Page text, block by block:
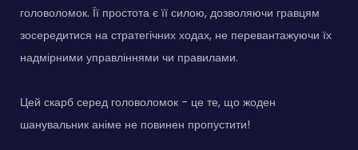
головоломок. Її простота є її силою, дозволяючи гравцям
зосередитися на стратегічних ходах, не перевантажуючи їх
надмірними управліннями чи правилами.
Цей скарб серед головоломок - це те, що жоден
шанувальник аніме не повинен пропустити!